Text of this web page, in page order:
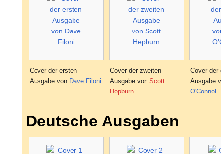
Cover der ersten
Ausgabe von Dave Filoni
Cover der zweiten
Ausgabe von Scott
Hepburn
Cover der
Ausgabe
O'Connel
Deutsche Ausgaben